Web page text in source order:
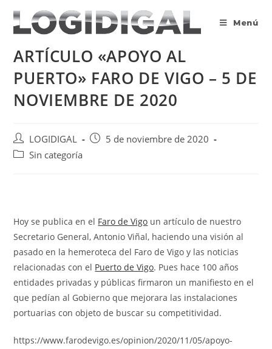
contenido
Menú
ARTÍCULO «APOYO AL
PUERTO» FARO DE VIGO – 5 DE
NOVIEMBRE DE 2020
Autor
de
LOGIDIGAL
Publicación
5 de noviembre de 2020
Categoría
Sin categoría
Hoy se publica en el Faro de Vigo un artículo de nuestro
Secretario General, Antonio Viñal, haciendo una visión al
pasado en la hemeroteca del Faro de Vigo y las noticias
relacionadas con el Puerto de Vigo. Pues hace 100 años
entidades privadas y públicas firmaron un manifiesto en el
que pedían al Gobierno que mejorara las instalaciones
portuarias con objeto de buscar su competitividad.
https://www.farodevigo.es/opinion/2020/11/05/apoyo-